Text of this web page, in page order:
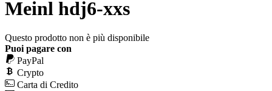
Meinl hdj6-xxs
Questo prodotto non è più disponibile
Puoi pagare con
PayPal
Crypto
Carta di Credito